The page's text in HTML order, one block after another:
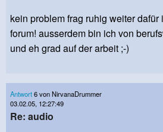
kein problem frag ruhig weiter
forum! ausserdem bin ich von
und eh grad auf der arbeit ;-)
Antwort6 von NirvanaDrummer
03.02.05, 12:27:49
Re: audio